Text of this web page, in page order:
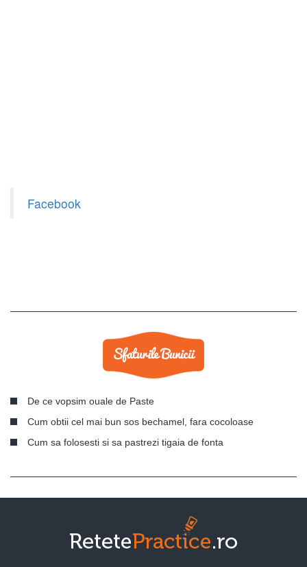
Facebook
De ce vopsim ouale de Paste
Cum obtii cel mai bun sos bechamel, fara cocoloase
Cum sa folosesti si sa pastrezi tigaia de fonta